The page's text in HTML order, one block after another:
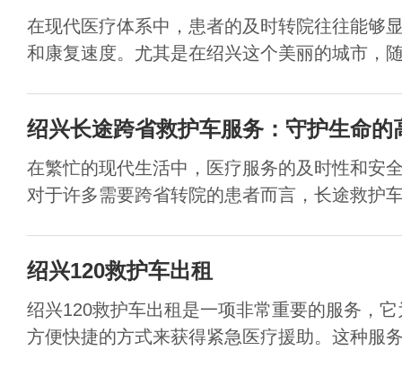
在现代医疗体系中，患者的及时转院往往能够
和康复速度。尤其是在绍兴这个美丽的城市，
绍兴长途跨省救护车服务：守护生命的
在繁忙的现代生活中，医疗服务的及时性和安
对于许多需要跨省转院的患者而言，长途救护
绍兴120救护车出租
绍兴120救护车出租是一项非常重要的服务，
方便快捷的方式来获得紧急医疗援助。这种服